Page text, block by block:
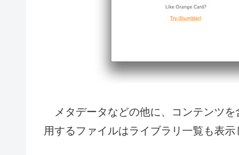
メタデータなどの他に、コンテンツを
用するファイルはライブラリ一覧も表示